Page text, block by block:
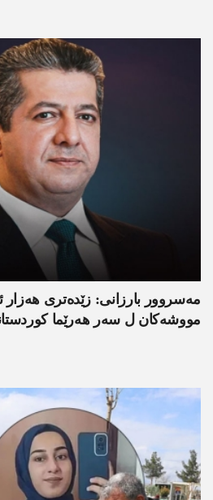
مەسروور بارزانی: زێدەتری
مووشەکان ل سەر ھەرێما